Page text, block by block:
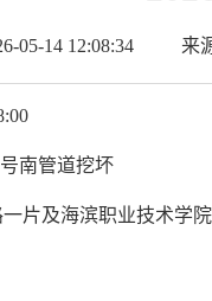
05-14 12:08:34 来
南管道挖坏
片及海滨职业技术学院